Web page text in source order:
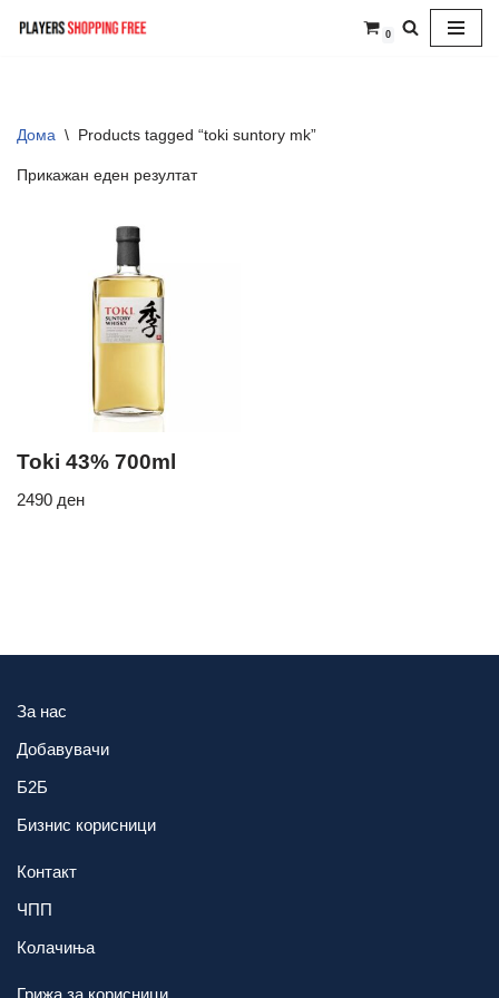
0
Дома \ Products tagged “toki suntory mk”
Прикажан еден резултат
Toki 43% 700ml
2490 ден
За нас
Добавувачи
Б2Б
Бизнис корисници
Контакт
ЧПП
Колачиња
Грижа за корисници